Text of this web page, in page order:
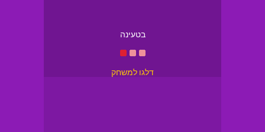
בטעינה
דלגו למשחק